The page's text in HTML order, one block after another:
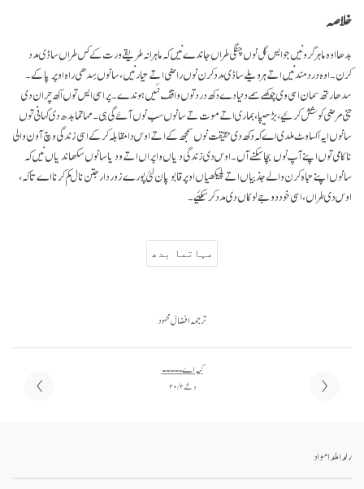
خلاصہ
بدھا اوہ ماہر گرو نیں جو ایس گل نوں چنگی طراں جاندے نیں کہ ماہرانہ طریقے ورت کے کس طراں ساڈی مدد
کرن۔ اوہ درد مند نیں اتے ہر ویلے ساڈی مدد کرن نوں راضی اتے تیار نیں، سانوں سِدھی راہ اوپر پا کے۔
سدھارتھ سمان اسی وی چوکھے سمے دنیا دے دکھ درد توں واقف نئیں ہوندے۔ پر اسی ایس توں اکھ چران دی
جنی مرضی کوشش کرئیے، بڑھیپا، بماری اتے موت تے سانوں سب نوں آئے گی ہی۔ مہاتما بدھ دی کہانی توں
سانوں ایہ اکساوٹ ملدی اے کہ دکھ دی حقیقت نوں سمجھ کے اتے اوس دا مقابلہ کر کے اسی زندگی وچ آون والی
ناکامی توں اپنے آپ نوں بچا سکنے آں۔ اوس دی زندگی دیاں واپراں اتے ودیا سانوں سکھاندیاں نیں کہ
سانوں اپنے تباہ کرن والے جذبیاں اتے پلیکھیاں اوپر قابو پان لئی پورے زور دار جتن نال کم کرنا اے تا کہ،
اوس دی طراں، اسی خود دوجے لوکاں دی مدد کرسکئیے۔
مہاتما بدھ
ترجمہ افضال محمود
کیہ اے ۔۔۔۔۔
وشے ۲ / ۲۰
رلدا ملدا مواد